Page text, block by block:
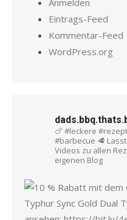
Anmelden
Eintrags-Feed
Kommentar-Feed
WordPress.org
🍗 #leckere
#barbecue 🥩
Videos zu allen
eigenen Blog